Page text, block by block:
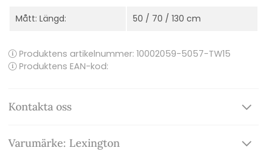
Mått: Längd: 50 / 70 / 130 cm
Produktens artikelnummer: 10002059-5057-TW15
Produktens EAN-kod:
Kontakta oss
Varumärke: Lexington